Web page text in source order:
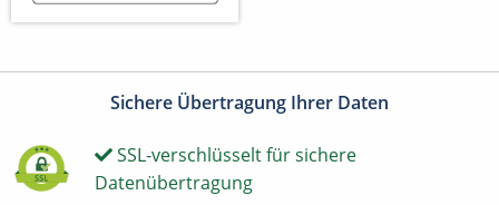
Sichere Übertragung Ihrer Daten
SSL-verschlüsselt für sichere
Datenübertragung